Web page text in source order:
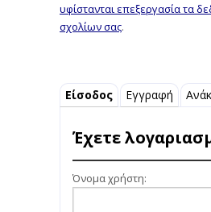
υφίστανται επεξεργασία τα
σχολίων σας.
Είσοδος Εγγραφή
Έχετε
Όνομα χρήστη: